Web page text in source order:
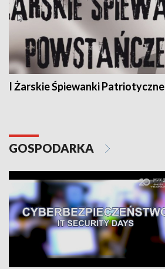
I Żarskie Śpiewanki Patriotyczne
GOSPODARKA